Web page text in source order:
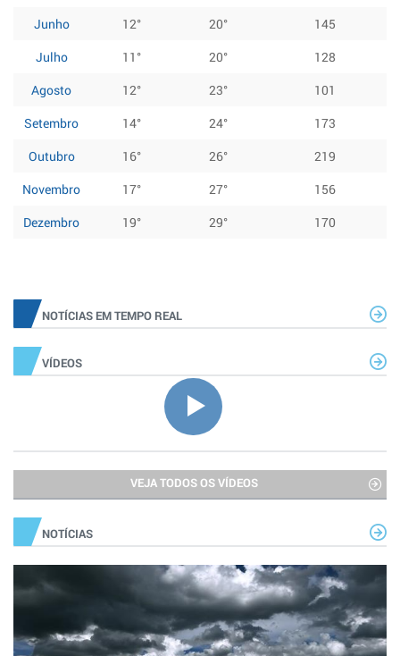
Junho
12° 20°
145
Julho
11° 20°
128
Agosto
12° 23°
101
Setembro
14° 24°
173
Outubro
16° 26°
219
Novembro
17° 27°
156
Dezembro
19° 29° 170
NOTÍCIAS EM TEMPO REAL
VÍDEOS
VEJA TODOS OS VÍDEOS
NOTÍCIAS